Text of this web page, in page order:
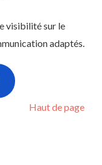
visibilité sur le
adaptés.
Haut de page